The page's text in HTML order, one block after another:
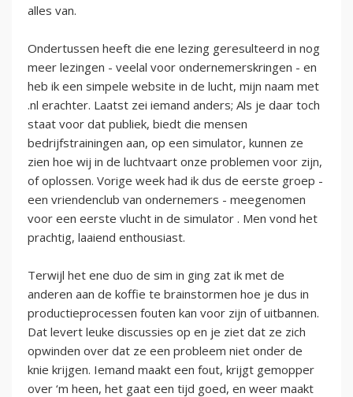
alles van.
Ondertussen heeft die ene lezing geresulteerd in nog
meer lezingen - veelal voor ondernemerskringen - en
heb ik een simpele website in de lucht, mijn naam met
.nl erachter. Laatst zei iemand anders; Als je daar toch
staat voor dat publiek, biedt die mensen
bedrijfstrainingen aan, op een simulator, kunnen ze
zien hoe wij in de luchtvaart onze problemen voor zijn,
of oplossen. Vorige week had ik dus de eerste groep -
een vriendenclub van ondernemers - meegenomen
voor een eerste vlucht in de simulator . Men vond het
prachtig, laaiend enthousiast.
Terwijl het ene duo de sim in ging zat ik met de
anderen aan de koffie te brainstormen hoe je dus in
productieprocessen fouten kan voor zijn of uitbannen.
Dat levert leuke discussies op en je ziet dat ze zich
opwinden over dat ze een probleem niet onder de
knie krijgen. Iemand maakt een fout, krijgt gemopper
over ‘m heen, het gaat een tijd goed, en weer maakt